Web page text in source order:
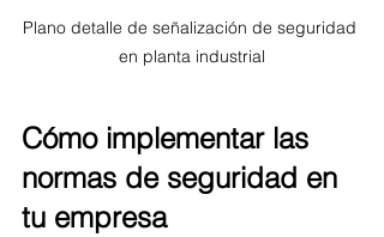
Plano detalle de señalización de seguridad
en planta industrial
Cómo implementar las
normas de seguridad en
tu empresa